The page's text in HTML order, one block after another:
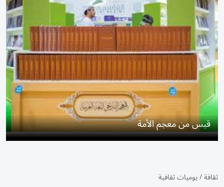
قبس من معجم الأمة
ثقافة/يوميات ثقافية